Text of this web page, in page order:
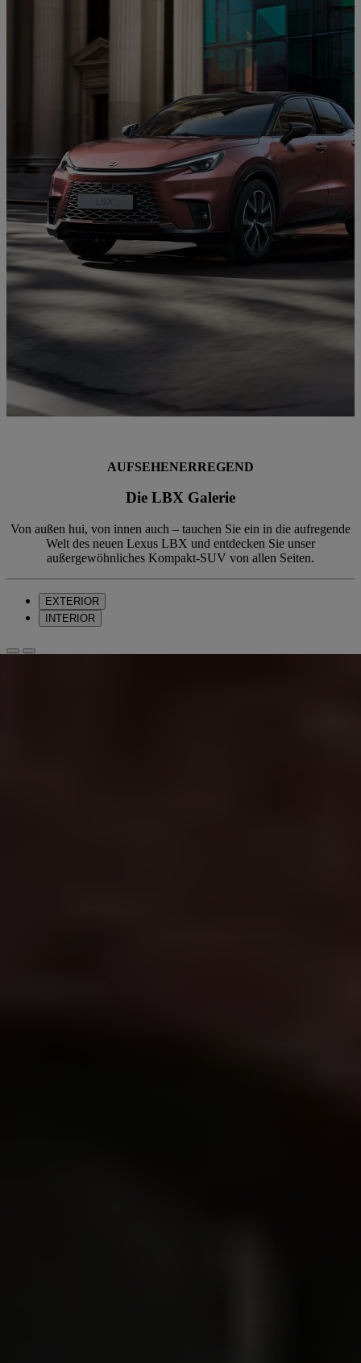
AUFSEHENERREGEND
Die LBX Galerie
Von außen hui, von innen auch – tauchen Sie ein in die aufregende
Welt des neuen Lexus LBX und entdecken Sie unser
außergewöhnliches Kompakt-SUV von allen Seiten.
EXTERIOR
INTERIOR